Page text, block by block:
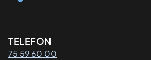
Kontaktinformasjon
TELEFON
75 59 60 00